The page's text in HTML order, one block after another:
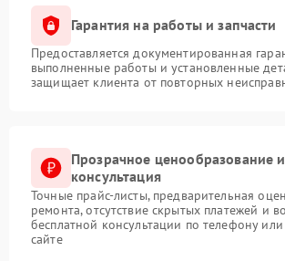
Гарантия на работы и запчасти
Предоставляется документированная
выполненные работы и установленные
защищает клиента от повторных
Прозрачное ценообразование
консультация
Точные прайс-листы, предварительная
ремонта, отсутствие скрытых платежей и
бесплатной консультации по телефону
сайте